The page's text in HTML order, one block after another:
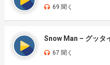
69 聞く
Snow Man – グッタ
67 聞く